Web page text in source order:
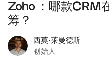
Zoho ：哪款CRM
筹？
西莫·莱曼德斯
创始人